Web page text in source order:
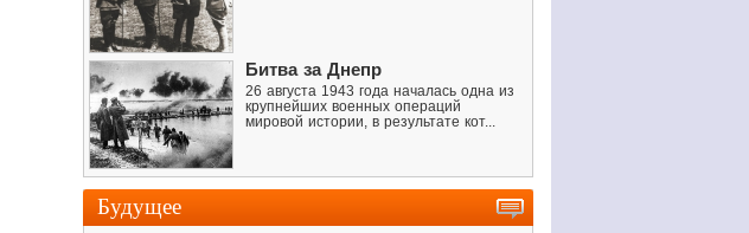
Битва за Днепр
26 августа 1943 года началась одна из
крупнейших военных операций
мировой истории, в результате кот...
Будущее